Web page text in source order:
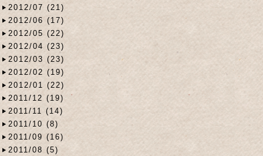
2012/07 (21)
2012/06 (17)
2012/05 (22)
2012/04 (23)
2012/03 (23)
2012/02 (19)
2012/01 (22)
2011/12 (19)
2011/11 (14)
2011/10 (8)
2011/09 (16)
2011/08 (5)